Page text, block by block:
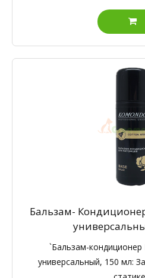
Бальзам-
`Бальзам-кондиционер
универсальный, 150 мл: